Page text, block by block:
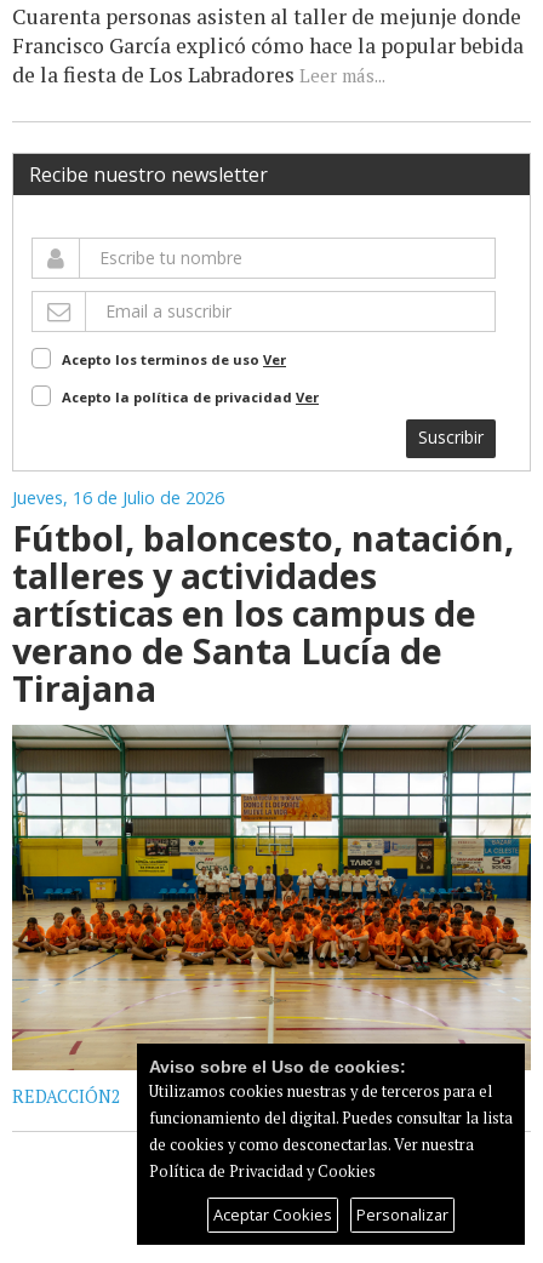
Cuarenta personas asisten al taller de mejunje donde
Francisco García explicó cómo hace la popular bebida
de la fiesta de Los Labradores Leer más...
Recibe nuestro newsletter
Acepto los terminos de uso Ver
Acepto la política de privacidad Ver
Suscribir
Jueves, 16 de Julio de 2026
Fútbol, baloncesto, natación,
talleres y actividades
artísticas en los campus de
verano de Santa Lucía de
Tirajana
REDACCIÓN2
Aviso sobre el Uso de cookies:
Utilizamos cookies nuestras y de terceros para el
funcionamiento del digital. Puedes consultar la lista
de cookies y como desconectarlas.Ver nuestra
Política de Privacidad y Cookies
Aceptar Cookies Personalizar